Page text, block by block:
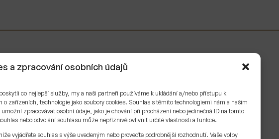
a zpracování osobních údajů
co nejlepší služby, my a naši partneři používáme k ukládání a/nebo přístupu k
o zařízeních, technologie jako soubory cookies. Souhlas s těmito technologiemi nám a našim
zpracovávat osobní údaje, jako je chování při procházení nebo jedinečná ID na tomto
nebo odvolání souhlasu může nepříznivě ovlivnit určité vlastnosti a funkce.
vyjádřete souhlas s výše uvedeným nebo proveďte podrobnější rozhodnutí. Vaše volby